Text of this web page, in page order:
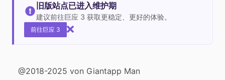
旧版站点已进入维护期
建议前往巨应 3 获取更稳定、更好的体验。
前往巨应 3
@2018-2025 von Giantapp Man